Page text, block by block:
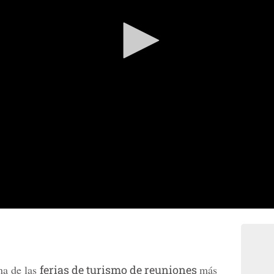
de las ferias de turismo de reunionesmás